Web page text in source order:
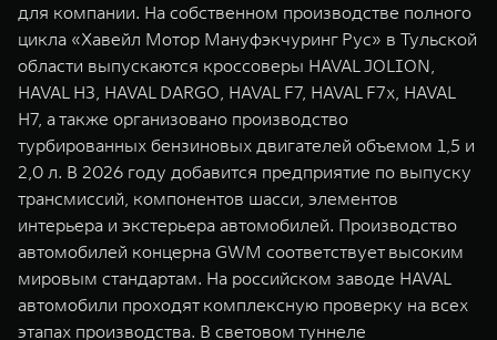
для компании. На собственном производстве полного
цикла «Хавейл Мотор Мануфэкчуринг Рус» в Тульской
области выпускаются кроссоверы HAVAL JOLION,
HAVAL H3, HAVAL DARGO, HAVAL F7, HAVAL F7x, HAVAL
H7, а также организовано производство
турбированных бензиновых двигателей объемом 1,5 и
2,0 л. В 2026 году добавится предприятие по выпуску
трансмиссий, компонентов шасси, элементов
интерьера и экстерьера автомобилей. Производство
автомобилей концерна GWM соответствует высоким
мировым стандартам. На российском заводе HAVAL
автомобили проходят комплексную проверку на всех
этапах производства. В световом туннеле